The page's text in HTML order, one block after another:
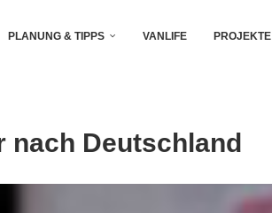
PLANUNG & TIPPS VANLIFE PROJEKTE
nach Deutschland